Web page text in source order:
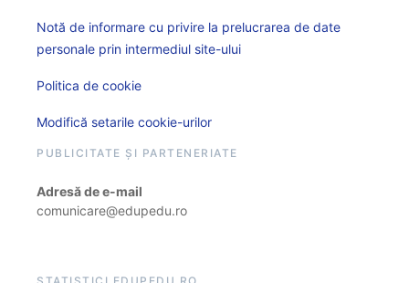
Notă de informare cu privire la prelucrarea de date
personale prin intermediul site-ului
Politica de cookie
Modifică setarile cookie-urilor
PUBLICITATE ȘI PARTENERIATE
Adresă de e-mail
comunicare@edupedu.ro